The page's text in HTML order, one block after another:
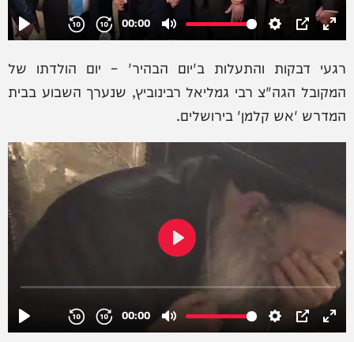
רגעי דבקות והתעלות ב'יום הבהיר' – יום הולדתו של
המקובל הגה"צ רבי גמליאל רבינוביץ, שנערך השבוע בבית
המדרש 'אש קלמן' בירושלים.